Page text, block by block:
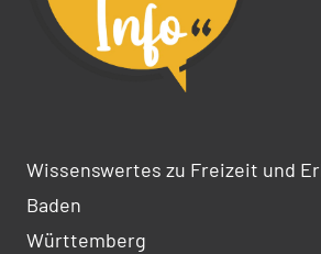
Wissenswertes zu Freizeit und
Baden
Württemberg